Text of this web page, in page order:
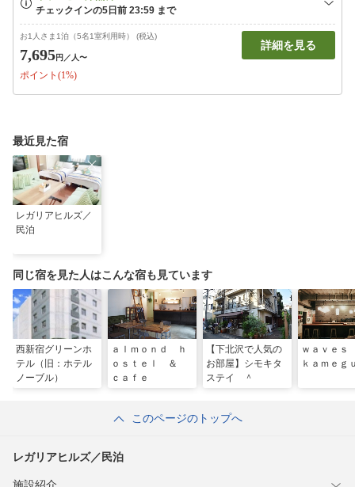
お1人さま1泊（5名1室利用時） (税込)
7,695円 ／人〜
ポイント(1%)
詳細を見る
最近見た宿
レガリアヒルズ／
民泊
同じ宿を見た人はこんな宿も見ています
西新宿グリーンホ
テル（旧：ホテル
ノーブル）
ａｌｍｏｎｄ ｈ
ｏｓｔｅｌ ＆
ｃａｆｅ
【下北沢で人気の
お部屋】シモキタ
ステイ ＾
ｗａｖｅ
ｋａｍｅｇ
このページのトップへ
レガリアヒルズ／民泊